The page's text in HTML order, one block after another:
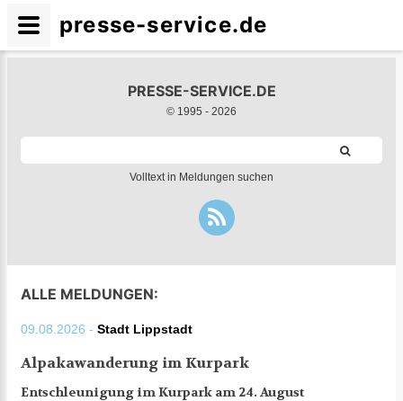
PRESSE-SERVICE.DE
© 1995 - 2026
Volltext in Meldungen suchen
ALLE MELDUNGEN:
09.08.2026 - Stadt Lippstadt
Alpakawanderung im Kurpark
Entschleunigung im Kurpark am 24. August
presse-service.de